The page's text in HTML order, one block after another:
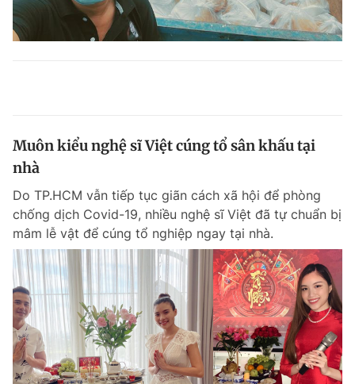
Muôn kiểu nghệ sĩ Việt cúng tổ sân khấu tại
nhà
Do TP.HCM vẫn tiếp tục giãn cách xã hội để phòng
chống dịch Covid-19, nhiều nghệ sĩ Việt đã tự chuẩn bị
mâm lễ vật để cúng tổ nghiệp ngay tại nhà.